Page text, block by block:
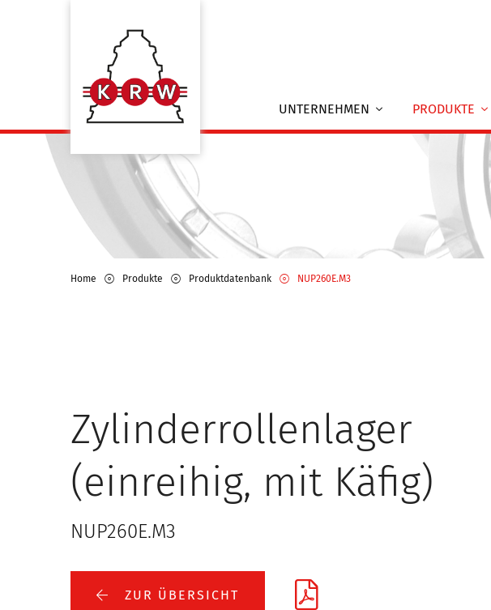
UNTERNEHMEN PRODUKTE
Home Produkte Produktdatenbank NUP260E.M3
Zylinderrollenlager
(einreihig, mit Käfig)
NUP260E.M3
ZUR ÜBERSICHT